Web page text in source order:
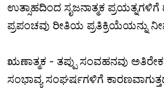
ಉತ್ಸಾಹದಿಂದ ಸೃಜನಾತ್ಮಕ ಪ್ರಯತ್ನಗಳಿಗೆ
ಪ್ರಪಂಚವು ರೀತಿಯ ಪ್ರತಿಕ್ರಿಯೆಯನ್ನು
ಋಣಾತ್ಮಕ - ತಪ್ಪು ಸಂವಹನವು
ಸಂಭಾವ್ಯ ಸಂಘರ್ಷಗಳಿಗೆ